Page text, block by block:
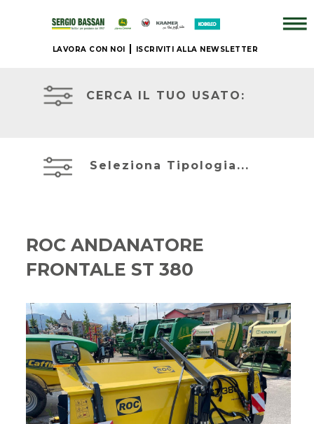
LAVORA CON NOI ISCRIVITI ALLA NEWSLETTER
NUOVO
NOSTRO
NOLEGGIO
CERCA IL TUO USATO:
Seleziona Tipologia...
ROC ANDANATORE
FRONTALE ST 380
ATTREZZATURE
CONSEGNA
TRINCE
SEMOVENTI
MACCHINE
PER